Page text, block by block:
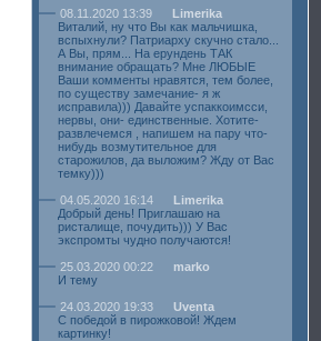
08.11.2020 13:39
Limerika
Виталий, ну что Вы как мальчишка,
вспыхнули? Патриарху скучно стало...
А Вы, прям... На ерундень ТАК
внимание обращать? Мне ЛЮБЫЕ
Ваши комменты нравятся, тем более,
по существу замечание- я ж
исправила))) Давайте успаккоимсси,
нервы, они- единственные. Хотите-
развлечемся , напишем на пару что-
нибудь возмутительное для
старожилов, да выложим? Жду от Вас
темку)))
04.05.2020 16:14
Limerika
Добрый день! Приглашаю на
ристалище, почудить))) У Вас
экспромты чудно получаются!
25.03.2020 00:22
marko
И тему
24.03.2020 19:33
Uventa
С победой в пирожковой! Ждем
картинку!